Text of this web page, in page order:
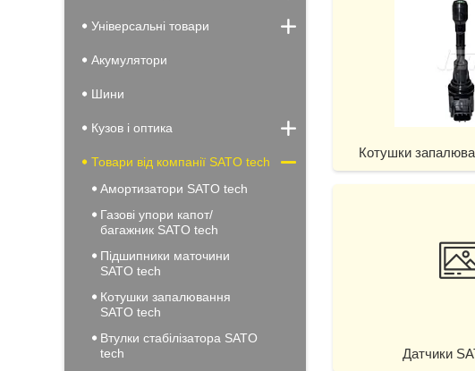
Котушки
Датчики
Універсальні товари
Акумулятори
Шини
Кузов і оптика
Товари від компанії SATO tech
Амортизатори SATO tech
Газові упори капот/
багажник SATO tech
Підшипники маточини
SATO tech
Котушки запалювання
SATO tech
Втулки стабілізатора SATO
tech